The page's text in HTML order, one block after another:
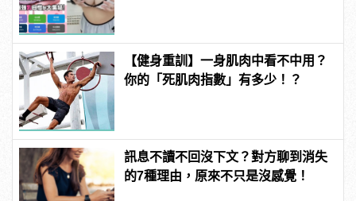
【健身重訓】一身肌肉中看不中用？
你的「死肌肉指數」有多少！？
訊息不讀不回沒下文？對方聊到消失
的7種理由，原來不只是沒感覺！